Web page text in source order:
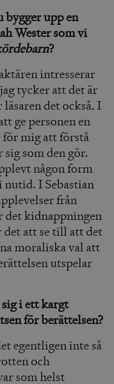
bygger upp en
Wester som vi
?
intresserar
tycker att det är
läsaren det också. I
ge personen en
för mig att förstå
som den gör.
någon form
nutid. I Sebastian
från
det kidnappningen
det att se till att det
moraliska val att
utspelar
i ett kargt
för berättelsen?
egentligen inte så
och
som helst